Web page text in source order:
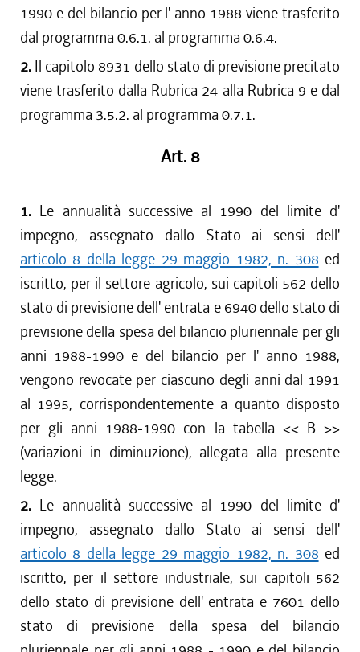
1990 e del bilancio per l' anno 1988 viene trasferito
dal programma 0.6.1. al programma 0.6.4.
2. Il capitolo 8931 dello stato di previsione precitato
viene trasferito dalla Rubrica 24 alla Rubrica 9 e dal
programma 3.5.2. al programma 0.7.1.
Art. 8
1. Le annualità successive al 1990 del limite d'
impegno, assegnato dallo Stato ai sensi dell'
articolo 8 della legge 29 maggio 1982, n. 308 ed
iscritto, per il settore agricolo, sui capitoli 562 dello
stato di previsione dell' entrata e 6940 dello stato di
previsione della spesa del bilancio pluriennale per gli
anni 1988-1990 e del bilancio per l' anno 1988,
vengono revocate per ciascuno degli anni dal 1991
al 1995, corrispondentemente a quanto disposto
per gli anni 1988-1990 con la tabella << B >>
(variazioni in diminuzione), allegata alla presente
legge.
2. Le annualità successive al 1990 del limite d'
impegno, assegnato dallo Stato ai sensi dell'
articolo 8 della legge 29 maggio 1982, n. 308 ed
iscritto, per il settore industriale, sui capitoli 562
dello stato di previsione dell' entrata e 7601 dello
stato di previsione della spesa del bilancio